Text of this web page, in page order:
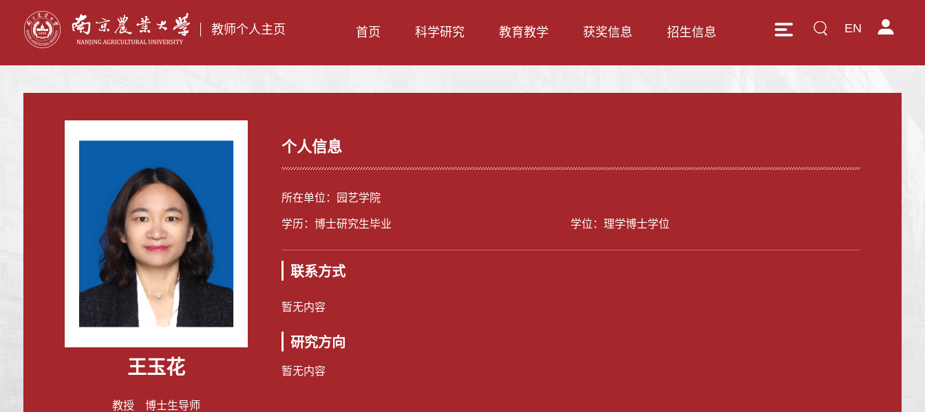
教师个人主页 EN
首页 科学研究 教育教学 获奖信息 招生信息
王玉花
教授 博士生导师
个人信息
所在单位：园艺学院
学历：博士研究生毕业 学位：理学博士学位
联系方式
暂无内容
研究方向
暂无内容